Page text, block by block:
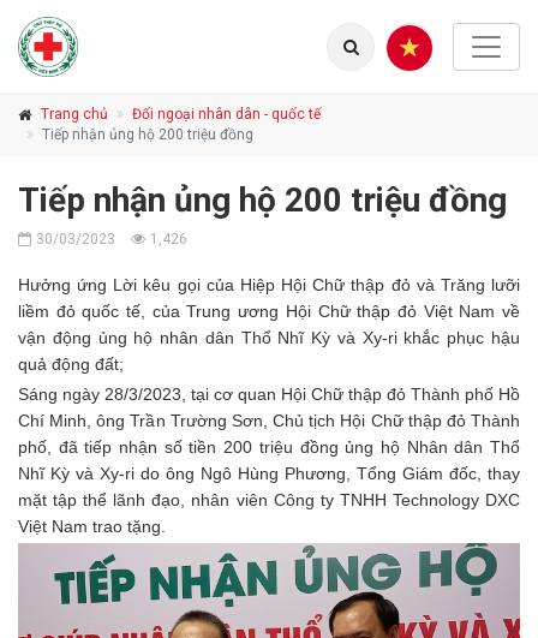
Trang chủ
Đối ngoại nhân dân - quốc tế
Tiếp nhận ủng hộ 200 triệu đồng
Tiếp nhận ủng hộ 200 triệu đồng
30/03/2023 1,426
Hưởng ứng Lời kêu gọi của Hiệp Hội Chữ thập đỏ và Trăng lưỡi
liềm đỏ quốc tế,
của Trung ương Hội Chữ thập đỏ Việt Nam về
vận động ủng hộ nhân dân Thổ Nhĩ Kỳ và Xy-ri khắc phục hậu
quả động đất;
Sáng ngày 28/3/2023, tại cơ quan Hội Chữ thập đỏ Thành phố Hồ
Chí Minh, ông Trần Trường Sơn, Chủ tịch Hội Chữ thập đỏ Thành
phố, đã tiếp nhận số tiền 200 triệu đồng ủng hộ Nhân dân Thổ
Nhĩ Kỳ và Xy-ri do ông Ngô Hùng Phương, Tổng Giám đốc, thay
mặt tập thể lãnh đạo, nhân viên Công ty TNHH Technology DXC
Việt Nam trao tặng.